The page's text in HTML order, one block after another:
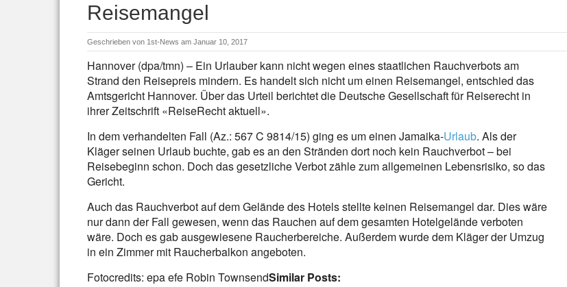
Reisemangel
Geschrieben von 1st-News am Januar 10, 2017
Hannover (dpa/tmn) – Ein Urlauber kann nicht wegen eines staatlichen Rauchverbots am
Strand den Reisepreis mindern. Es handelt sich nicht um einen Reisemangel, entschied das
Amtsgericht Hannover. Über das Urteil berichtet die Deutsche Gesellschaft für Reiserecht in
ihrer Zeitschrift «ReiseRecht aktuell».
In dem verhandelten Fall (Az.: 567 C 9814/15) ging es um einen Jamaika-Urlaub. Als der
Kläger seinen Urlaub buchte, gab es an den Stränden dort noch kein Rauchverbot – bei
Reisebeginn schon. Doch das gesetzliche Verbot zähle zum allgemeinen Lebensrisiko, so das
Gericht.
Auch das Rauchverbot auf dem Gelände des Hotels stellte keinen Reisemangel dar. Dies wäre
nur dann der Fall gewesen, wenn das Rauchen auf dem gesamten Hotelgelände verboten
wäre. Doch es gab ausgewiesene Raucherbereiche. Außerdem wurde dem Kläger der Umzug
in ein Zimmer mit Raucherbalkon angeboten.
Fotocredits: epa efe Robin TownsendSimilar Posts: